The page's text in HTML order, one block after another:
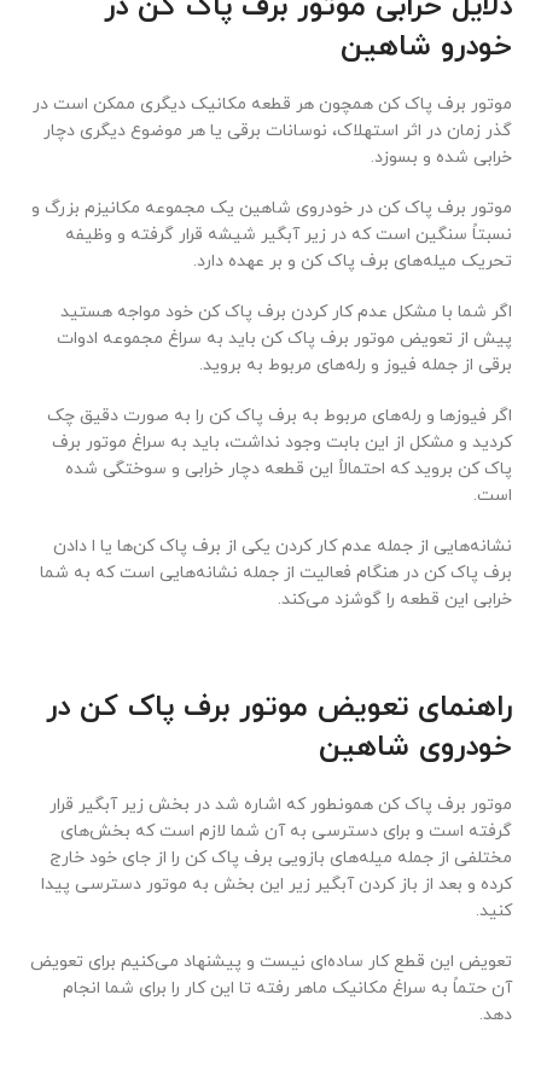
خودرو شاهین
موتور برف پاک کن همچون هر قطعه مکانیک دیگری ممکن است در
گذر زمان در اثر استهلاک، نوسانات برقی یا هر موضوع دیگری دچار
خرابی شده و بسوزد.
موتور برف پاک کن در خودروی شاهین یک مجموعه مکانیزم بزرگ و
نسبتاً سنگین است که در زیر آبگیر شیشه قرار گرفته و وظیفه
تحریک میله‌های برف پاک کن و بر عهده دارد.
اگر شما با مشکل عدم کار کردن برف پاک کن خود مواجه هستید
پیش از تعویض موتور برف پاک کن باید به سراغ مجموعه ادوات
برقی از جمله فیوز و رله‌های مربوط به بروید.
اگر فیوزها و رله‌های مربوط به برف پاک کن را به صورت دقیق چک
کردید و مشکل از این بابت وجود نداشت، باید به سراغ موتور برف
پاک کن بروید که احتمالاً این قطعه دچار خرابی و سوختگی شده
است.
نشانه‌هایی از جمله عدم کار کردن یکی از برف پاک کن‌ها یا ا دادن
برف پاک کن در هنگام فعالیت از جمله نشانه‌هایی است که به شما
خرابی این قطعه را گوشزد می‌کند.
راهنمای تعویض موتور برف پاک کن در
خودروی شاهین
موتور برف پاک کن همونطور که اشاره شد در بخش زیر آبگیر قرار
گرفته است و برای دسترسی به آن شما لازم است که بخش‌های
مختلفی از جمله میله‌های بازویی برف پاک کن را از جای خود خارج
کرده و بعد از باز کردن آبگیر زیر این بخش به موتور دسترسی پیدا
کنید.
تعویض این قطع کار ساده‌ای نیست و پیشنهاد می‌کنیم برای تعویض
آن حتماً به سراغ مکانیک ماهر رفته تا این کار را برای شما انجام
دهد.